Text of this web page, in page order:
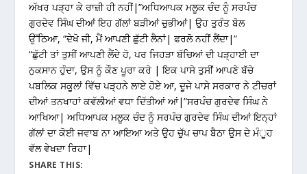
ਅੱਖਰ ਪੜ੍ਹਾ ਕੇ ਰਾਜ਼ੀ ਹੀ ਨਹੀਂ|”ਅਧਿਆਪਕ ਮਲੂਕ ਚੰਦ ਨੂੰ ਸਰਪੰਚ
ਗੁਰਦੇਵ ਸਿੰਘ ਦੀਆਂ ਇਹ ਗੱਲਾਂ ਬੜੀਆਂ ਚੁਭੀਆਂ| ਉਹ ਤੁਰੰਤ ਬੋਲ
ਉੱਠਿਆ, “ਦੇਖੋ ਜੀ, ਮੈਂ ਆਪਣੀ ਛੁੱਟੀ ਲੈਨਾਂ| ਫਰਲੋ ਨਹੀਂ ਲੈਂਦਾ|”
“ਛੁੱਟੀ ਤਾਂ ਤੁਸੀਂ ਆਪਣੀ ਲੈਂਦੇ ਹੋ, ਪਰ ਜਿਹੜਾ ਬੱਚਿਆਂ ਦੀ ਪੜ੍ਹਾਈ ਦਾ
ਨੁਕਸਾਨ ਹੁੰਦਾ, ਉਸ ਨੂੰ ਕੌਣ ਪੂਰਾ ਕਰੇ | ਇਕ ਪਾਸੇ ਤੁਸੀਂ ਆਪਣੇ ਬੱਚੇ
ਪਬਲਿਕ ਸਕੂਲਾਂ ਵਿੱਚ ਪੜ੍ਹਨੇ ਲਾਏ ਹੋਏ ਆ, ਦੂਜੇ ਪਾਸੇ ਸਰਕਾਰ ਨੇ ਟੀਚਰਾਂ
ਦੀਆਂ ਤਨਖਾਹਾਂ ਕਵੱਲੀਆਂ ਵਧਾ ਦਿੱਤੀਆਂ ਆਂ|”ਸਰਪੰਚ ਗੁਰਦੇਵ ਸਿੰਘ ਨੇ
ਆਖਿਆ| ਅਧਿਆਪਕ ਮਲੂਕ ਚੰਦ ਨੂੰ ਸਰਪੰਚ ਗੁਰਦੇਵ ਸਿੰਘ ਦੀਆਂ ਇਨ੍ਹਾਂ
ਗੱਲਾਂ ਦਾ ਕੋਈ ਜਵਾਬ ਨਾ ਆਇਆ ਅਤੇ ਉਹ ਚੁੱਪ ਚਾਪ ਬੈਠਾ ਉਸ ਦੇ ਮੰੂਹ
ਵੱਲ ਵੇਖਦਾ ਰਿਹਾ|
SHARE THIS: